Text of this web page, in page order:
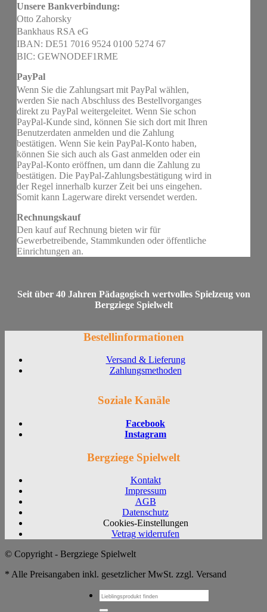
Unsere Bankverbindung:
Otto Zahorsky
Bankhaus RSA eG
IBAN: DE51 7016 9524 0100 5274 67
BIC: GEWNODEF1RME
PayPal
Wenn Sie die Zahlungsart mit PayPal wählen,
werden Sie nach Abschluss des Bestellvorganges
direkt zu PayPal weitergeleitet. Wenn Sie schon
PayPal-Kunde sind, können Sie sich dort mit Ihren
Benutzerdaten anmelden und die Zahlung
bestätigen. Wenn Sie kein PayPal-Konto haben,
können Sie sich auch als Gast anmelden oder ein
PayPal-Konto eröffnen, um dann die Zahlung zu
bestätigen. Die PayPal-Zahlungsbestätigung wird in
der Regel innerhalb kurzer Zeit bei uns eingehen.
Somit kann Lagerware direkt versendet werden.
Rechnungskauf
Den kauf auf Rechnung bieten wir für
Gewerbetreibende, Stammkunden oder öffentliche
Einrichtungen an.
Seit über 40 Jahren Pädagogisch wertvolles Spielzeug von
Bergziege Spielwelt
Bestellinformationen
Versand & Lieferung
Zahlungsmethoden
Soziale Kanäle
Facebook
Instagram
Bergziege Spielwelt
Kontakt
Impressum
AGB
Datenschutz
Cookies-Einstellungen
Vetrag widerrufen
© Copyright - Bergziege Spielwelt
* Alle Preisangaben inkl. gesetzlicher MwSt. zzgl. Versand
Suchen